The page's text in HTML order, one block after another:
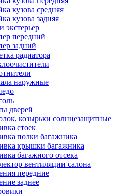
кузова средняя
кузова задняя
экстерьер
передний
задний
радиатора
наружные
дверей
козырьки солнцезащитные
стоек
полки багажника
крышки багажника
багажного отсека
вентиляции салона
передние
заднее